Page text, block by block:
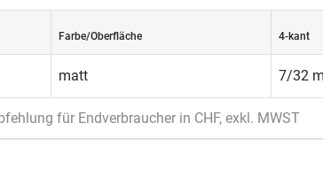
hörbare Plusfür mehr
Farbe/Oberfläche 4-kant
matt 7/32
für Endverbraucher in CHF, exkl. MWST